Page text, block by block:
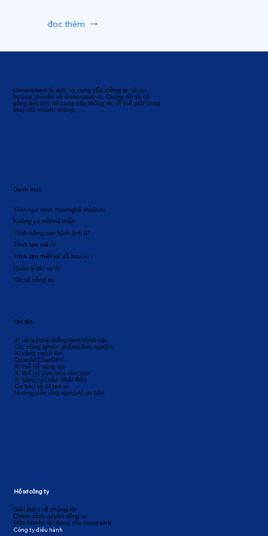
Generatived là dịch vụ cung cấp thông tin và xu
hướng chuyên về Generative AI. Chúng tôi sẽ cố
gắng hết sức để cung cấp thông tin về thế giới đang
thay đổi nhanh chóng.
Danh mục
Tất cả công cụ
Quản lý tác vụ AI
Trình tạo thiết kế đồ họa AI
Không có mã/mã thấp
Trình tạo mã AI
Trình nâng cao hình ảnh AI
Trình tạo minh họa/nghệ thuật AI
AI và luật/hệ thống/kinh tế/xã hội
Các công ty/sản phẩm/công nghệ AI
AI công nghệ lớn
OpenAI/ChatGPT
AI thế hệ sáng tạo
AI thế hệ dựa trên văn bản
AI sáng tạo của Nhật Bản
Cơ bản về AI tạo ra
Hướng dẫn ứng dụng AI cơ bản
Tin tức
Giới thiệu về chúng tôi
Chính sách quyền riêng tư
Điều khoản sử dụng của trang web
Công ty điều hành
Hồ sơ công ty
đọc thêm